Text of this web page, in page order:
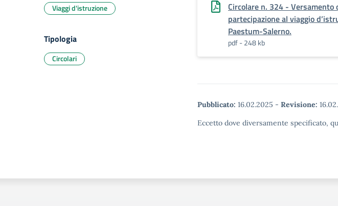
Circolare n. 324 - Versamento
partecipazione al viaggio
Paestum-Salerno.
pdf - 248 kb
Pubblicato: 16.02.2025 - Revisione:
Eccetto dove diversamente specificato,
Viaggi d'istruzione
Tipologia
Circolari